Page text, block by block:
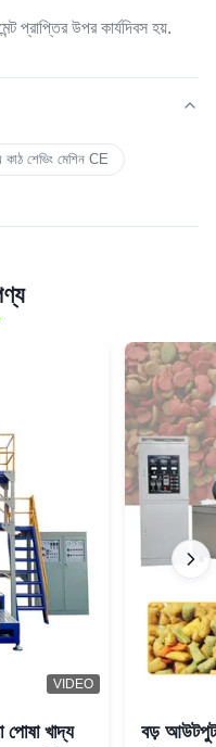
প্রাপ্তির উপর কার্যদিবস হয়.
কাঠ শেভিং মেশিন CE
VIDEO
খাদ্য
বড় আউটপুট